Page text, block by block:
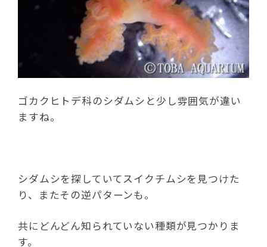
ゴカクヒトデ科のシダムシと少し雰囲気が違い
ますね。
シダムシを探していてスイクチムシを見つけた
り、またその逆パターンも。
共にどんどん知られていない種類が見つかりま
す。